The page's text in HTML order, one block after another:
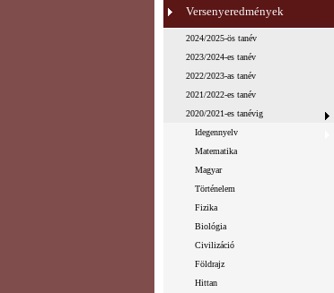
Versenyeredmények
2024/2025-ös tanév
2023/2024-es tanév
2022/2023-as tanév
2021/2022-es tanév
2020/2021-es tanévig
Idegennyelv
Matematika
Magyar
Történelem
Fizika
Biológia
Civilizáció
Földrajz
Hittan